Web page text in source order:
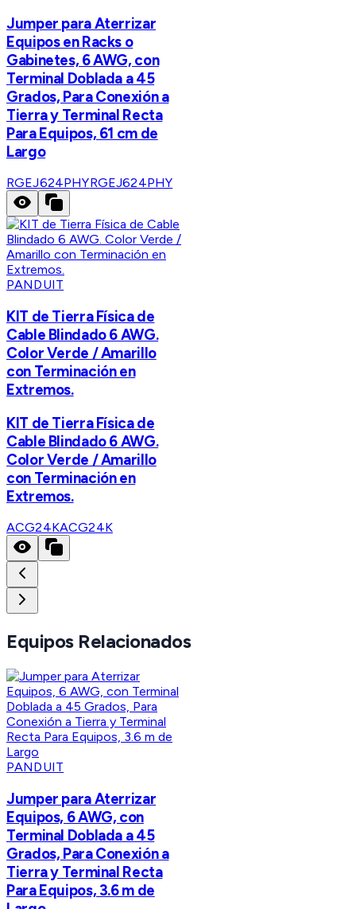
Jumper para Aterrizar
Equipos en Racks o
Gabinetes, 6 AWG, con
Terminal Doblada a 45
Grados, Para Conexión a
Tierra y Terminal Recta
Para Equipos, 61 cm de
Largo
RGEJ624PHYRGEJ624PHY
PANDUIT
KIT de Tierra Física de
Cable Blindado 6 AWG.
Color Verde / Amarillo
con Terminación en
Extremos.
KIT de Tierra Física de
Cable Blindado 6 AWG.
Color Verde / Amarillo
con Terminación en
Extremos.
ACG24KACG24K
Equipos Relacionados
PANDUIT
Jumper para Aterrizar
Equipos, 6 AWG, con
Terminal Doblada a 45
Grados, Para Conexión a
Tierra y Terminal Recta
Para Equipos, 3.6 m de